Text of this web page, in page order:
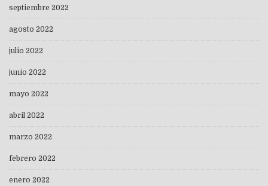
septiembre 2022
agosto 2022
julio 2022
junio 2022
mayo 2022
abril 2022
marzo 2022
febrero 2022
enero 2022